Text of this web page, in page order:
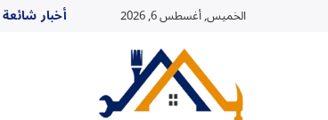
الخميس, أغسطس 6, 2026 أخبار شائعة